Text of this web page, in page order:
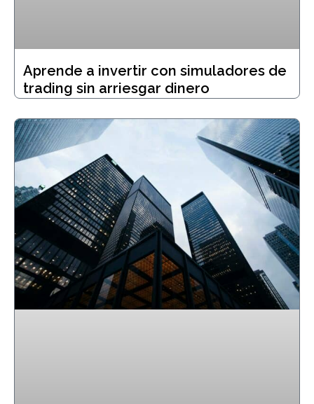
Aprende a invertir con simuladores de
trading sin arriesgar dinero